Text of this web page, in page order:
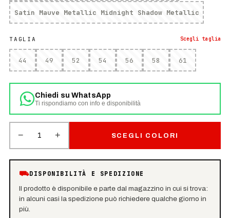
Satin Mauve Metallic Midnight Shadow Metallic
TAGLIA Scegli taglia
44 49 52 54 56 58 61
Chiedi su WhatsApp
Ti rispondiamo con info e disponibilità
− 1 + SCEGLI COLORI
⛟DISPONIBILITÀ E SPEDIZIONE
Il prodotto è disponibile e parte dal magazzino in cui si trova:
in alcuni casi la spedizione può richiedere qualche giorno in
più.